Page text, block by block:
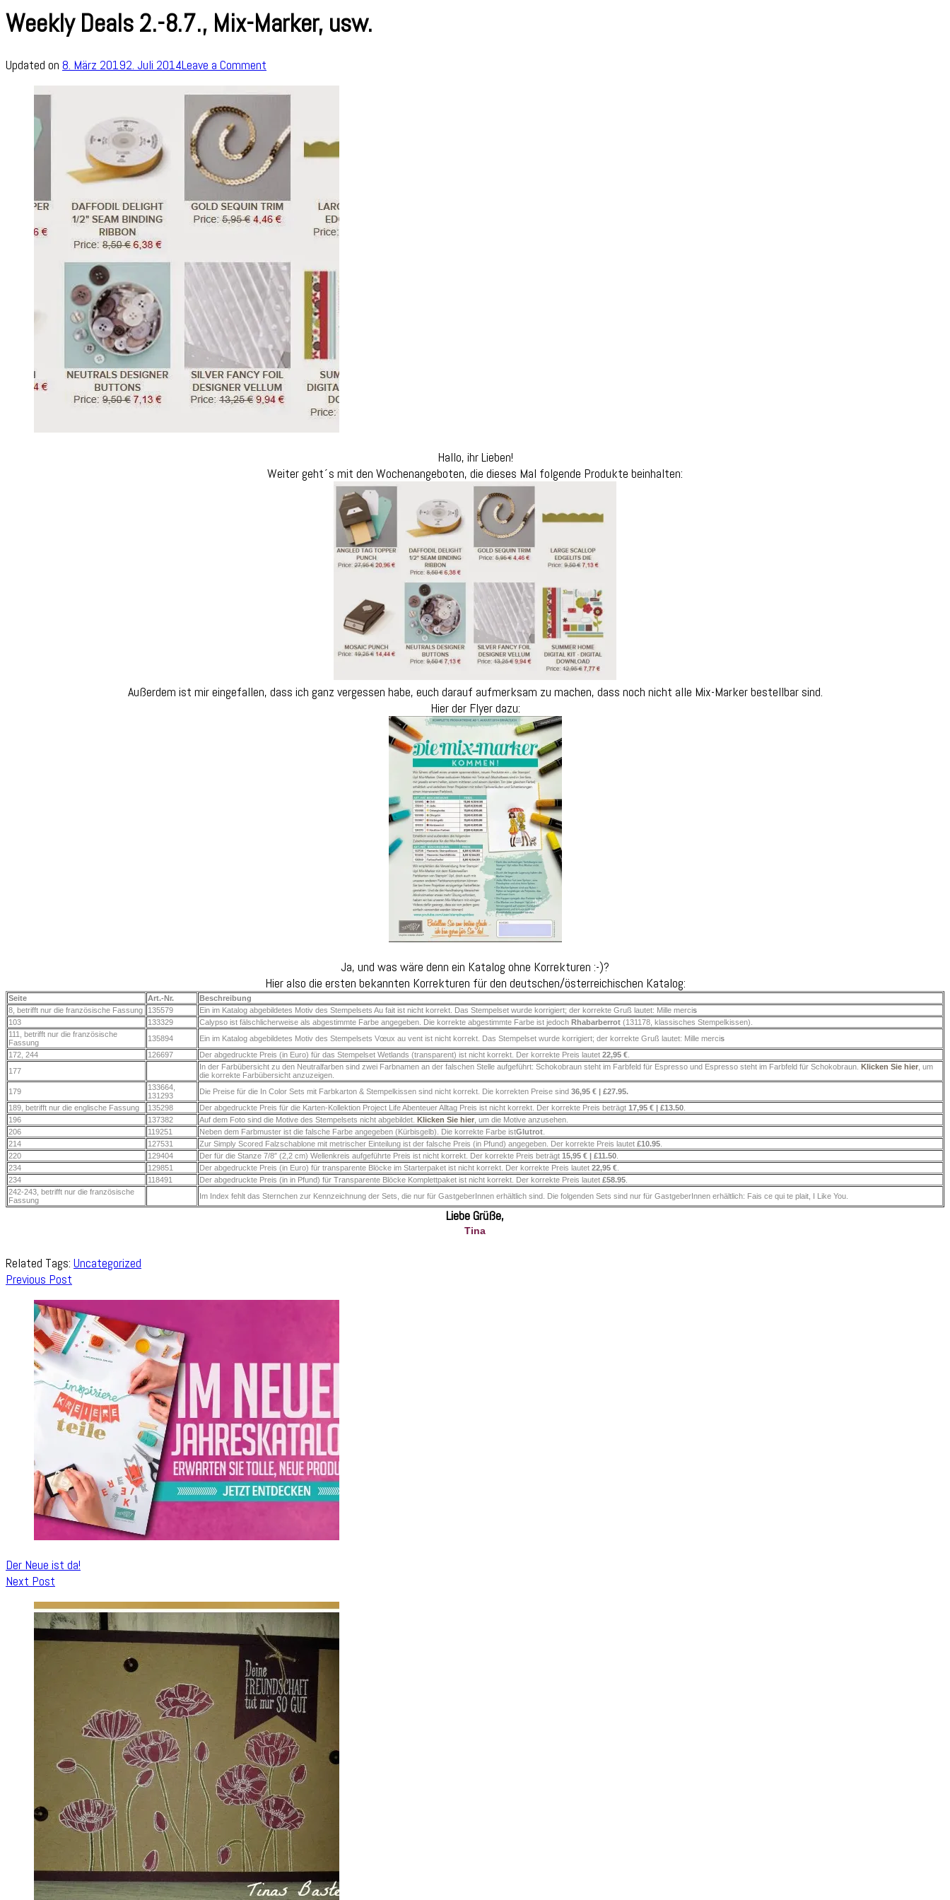
Weekly Deals 2.-8.7., Mix-Marker, usw.
Updated on 8. März 20192. Juli 2014Leave a Comment
Deals
Mix-
Marker,
usw.
Hallo, ihr Lieben!
Weiter geht´s mit den Wochenangeboten, die dieses Mal folgende Produkte beinhalten:
Außerdem ist mir eingefallen, dass ich ganz vergessen habe, euch darauf aufmerksam zu machen, dass noch nicht alle Mix-Marker bestellbar sind.
Hier der Flyer dazu:
Ja, und was wäre denn ein Katalog ohne Korrekturen :-)?
Hier also die ersten bekannten Korrekturen für den deutschen/österreichischen Katalog:
Seite Art.-Nr.
Beschreibung
8, betrifft nur die französische Fassung
135579 Ein im Katalog abgebildetes Motiv des Stempelsets Au fait ist nicht korrekt. Das Stempelset wurde korrigiert; der korrekte Gruß lautet: Mille mercis
103
133329 Calypso ist fälschlicherweise als abgestimmte Farbe angegeben. Die korrekte abgestimmte Farbe ist jedoch Rhabarberrot (131178, klassisches Stempelkissen).
111, betrifft nur die französische
Fassung
135894 Ein im Katalog abgebildetes Motiv des Stempelsets Vœux au vent ist nicht korrekt. Das Stempelset wurde korrigiert; der korrekte Gruß lautet: Mille mercis
172, 244
126697 Der abgedruckte Preis (in Euro) für das Stempelset Wetlands (transparent) ist nicht korrekt. Der korrekte Preis lautet 22,95 €
177
In der Farbübersicht zu den Neutralfarben sind zwei Farbnamen an der falschen Stelle aufgeführt: Schokobraun steht im Farbfeld für Espresso und Espresso steht im Farbfeld für Schokobraun. Klicken Sie hier , um
die korrekte Farbübersicht anzuzeigen.
179
133664,
131293
Die Preise für die In Color Sets mit Farbkarton & Stempelkissen sind nicht korrekt. Die korrekten Preise sind 36,95 € | £27.95.
189, betrifft nur die englische Fassung
135298 Der abgedruckte Preis für die Karten-Kollektion Project Life Abenteuer Alltag Preis ist nicht korrekt. Der korrekte Preis beträgt 17,95 € | £13.50
196
137382 Auf dem Foto sind die Motive des Stempelsets nicht abgebildet. Klicken Sie hier , um die Motive anzusehen.
206
119251 Neben dem Farbmuster ist die falsche Farbe angegeben (Kürbisgelb). Die korrekte Farbe istGlutrot
214
127531 Zur Simply Scored Falzschablone mit metrischer Einteilung ist der falsche Preis (in Pfund) angegeben. Der korrekte Preis lautet £10.95
220
129404 Der für die Stanze 7/8″ (2,2 cm) Wellenkreis aufgeführte Preis ist nicht korrekt. Der korrekte Preis beträgt 15,95 € | £11.50
234
129851 Der abgedruckte Preis (in Euro) für transparente Blöcke im Starterpaket ist nicht korrekt. Der korrekte Preis lautet 22,95 €
234
118491 Der abgedruckte Preis (in in Pfund) für Transparente Blöcke Komplettpaket ist nicht korrekt. Der korrekte Preis lautet £58.95
242-243, betrifft nur die französische
Fassung
Im Index fehlt das Sternchen zur Kennzeichnung der Sets, die nur für GastgeberInnen erhältlich sind. Die folgenden Sets sind nur für GastgeberInnen erhältlich: Fais ce qui te plait, I Like You.
Liebe Grüße,
Tina
Related Tags: Uncategorized
Post
Previous Post
Der Neue ist da!
Next Post